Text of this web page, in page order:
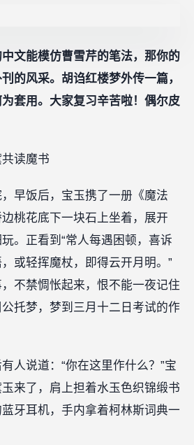
文能模仿曹雪芹的笔法，那你的
的风采。胡诌红楼梦外传一篇，
套用。大家复习辛苦啦！偶尔皮
读魔书
早饭后，宝玉携了一册《魔法
桃花底下一块石上坐着，展开
玩。正看到“常人每遇困顿，喜诉
或轻挥魔杖，即得云开月明。”
不禁惆怅起来，恨不能一夜记住
托梦，梦到三月十二日考试的作
人说道：“你在这里作什么？”宝
来了，肩上担着水玉色织锦缎书
牙耳机，手内拿着柯林斯词典一